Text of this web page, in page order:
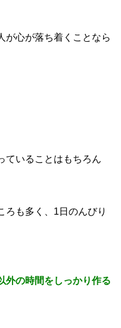
が心が落ち着くことなら
ていることはもちろん
ろも多く、1日のんびり
外の時間をしっかり作る